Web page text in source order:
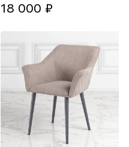
18 000 ₽